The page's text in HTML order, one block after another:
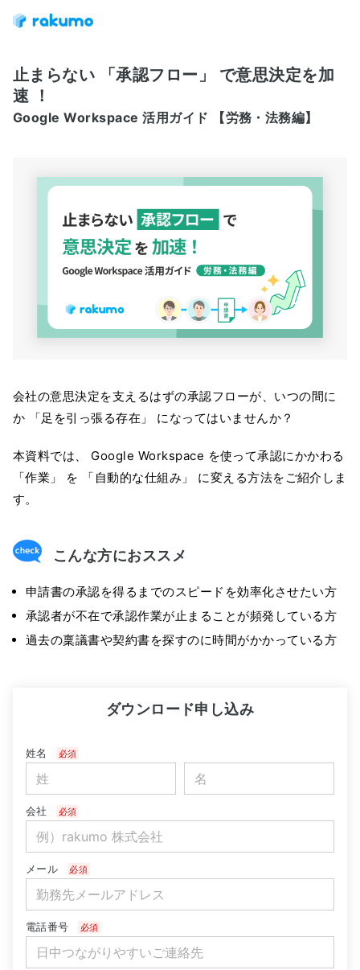
止まらない 「承認フロー」 で意思決定を加
速 ！
Google Workspace 活用ガイド 【労務・法務編】
会社の意思決定を支えるはずの承認フローが、いつの間に
か 「足を引っ張る存在」 になってはいませんか？
本資料では、 Google Workspace を使って承認にかかわる
「作業」 を 「自動的な仕組み」 に変える方法をご紹介しま
す。
こんな方におススメ
申請書の承認を得るまでのスピードを効率化させたい方
承認者が不在で承認作業が止まることが頻発している方
過去の稟議書や契約書を探すのに時間がかかっている方